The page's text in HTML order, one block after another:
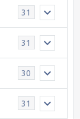
31
31
30
31